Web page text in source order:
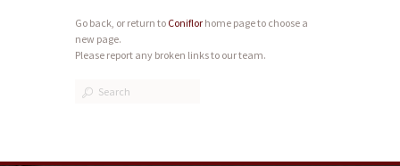
Go back, or return to Coniflor home page to choose a
new page.
Please report any broken links to our team.